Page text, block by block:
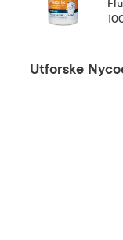
Utforske